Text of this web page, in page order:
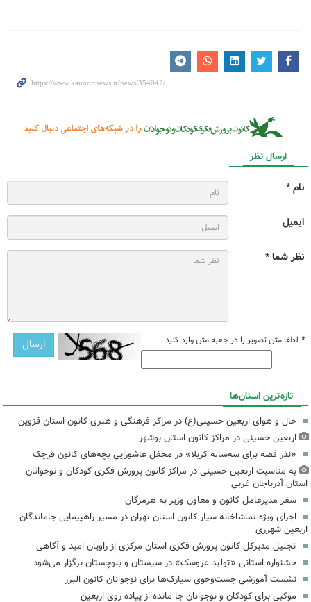
ارسال نظر
نام *
ایمیل
نظر شما *
* لطفا متن تصویر را در جعبه متن وارد کنید
تازه‌ترین استان‌ها
حال و هوای اربعین حسینی(ع) در مراکز فرهنگی و هنری کانون استان قزوین
اربعین حسینی در مراکز کانون استان بوشهر
«نذر قصه برای سه‌ساله کربلا» در محفل عاشورایی بچه‌های کانون قرچک
به مناسبت اربعین حسینی در مراکز کانون پرورش فکری کودکان و نوجوانان
استان آذرباجان غربی
سفر مدیرعامل کانون و معاون وزیر به هرمزگان
اجرای ویژه تماشاخانه سیار کانون استان تهران در مسیر راهپیمایی جاماندگان
اربعین شهرری
تجلیل مدیرکل کانون پرورش فکری استان مرکزی از راویان امید و آگاهی
جشنواره استانی «تولید عروسک» در سیستان و بلوچستان برگزار می‌شود
نشست آموزشی جست‌وجوی سیارک‌ها برای نوجوانان کانون البرز
موکبی برای کودکان و نوجوانان جا مانده از پیاده روی اربعین